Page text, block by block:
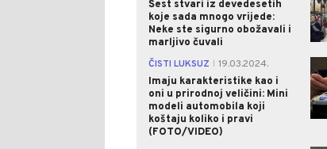
Šest stvari iz devedesetih
koje sada mnogo vrijede:
Neke ste sigurno obožavali i
marljivo čuvali
ČISTI LUKSUZ
19.03.2024.
Imaju karakteristike kao i
oni u prirodnoj veličini: Mini
modeli automobila koji
koštaju koliko i pravi
(FOTO/VIDEO)